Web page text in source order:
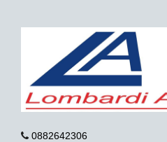
0882642306